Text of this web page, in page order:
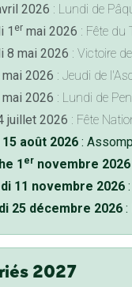
2026 : Lundi de
1 er mai 2026 : Fête du
8 mai 2026 : Victoire
2026 : Jeudi de
2026 : Lundi de
juillet 2026 : Fête
août 2026 :
1 er novembre 2026
11 novembre 2026
25 décembre 2026 :
2027